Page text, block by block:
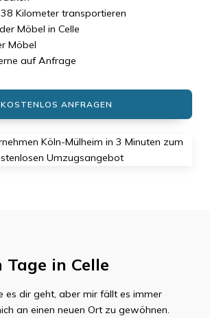
Kilometer transportieren
Möbel in Celle
Möbel
auf Anfrage
KOSTENLOS ANFRAGEN
Tage in Celle
es dir geht, aber mir fällt es immer
an einen neuen Ort zu gewöhnen.